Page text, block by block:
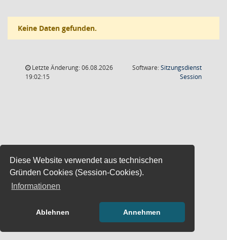
Diese Website verwendet aus technischen
Gründen Cookies (Session-Cookies).
Informationen
Ablehnen Annehmen
Keine Daten gefunden.
Letzte Änderung: 06.08.2026
19:02:15
Software:Sitzungsdienst
Session(Wird in